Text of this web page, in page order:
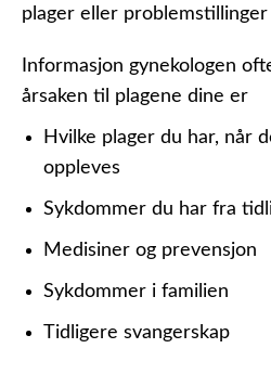
plager eller
Informasjon gynekologen
årsaken til plagene dine er
Hvilke plager du har, når
oppleves
Sykdommer du har fra
Medisiner og prevensjon
Sykdommer i familien
Tidligere svangerskap